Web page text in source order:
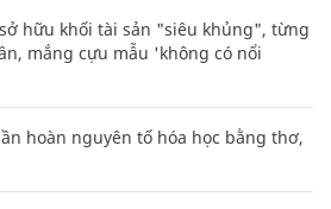
hữu khối tài sản "siêu khủng", từng
mắng cựu mẫu 'không có nổi
hoàn nguyên tố hóa học bằng thơ,